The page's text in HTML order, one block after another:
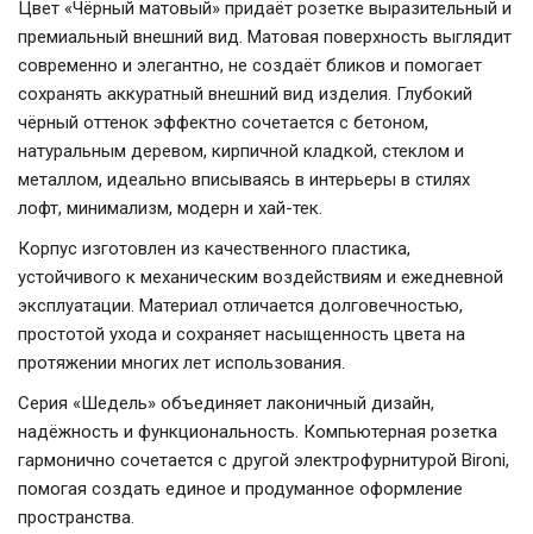
Цвет «Чёрный матовый» придаёт розетке выразительный и
премиальный внешний вид. Матовая поверхность выглядит
современно и элегантно, не создаёт бликов и помогает
сохранять аккуратный внешний вид изделия. Глубокий
чёрный оттенок эффектно сочетается с бетоном,
натуральным деревом, кирпичной кладкой, стеклом и
металлом, идеально вписываясь в интерьеры в стилях
лофт, минимализм, модерн и хай-тек.
Корпус изготовлен из качественного пластика,
устойчивого к механическим воздействиям и ежедневной
эксплуатации. Материал отличается долговечностью,
простотой ухода и сохраняет насыщенность цвета на
протяжении многих лет использования.
Серия «Шедель» объединяет лаконичный дизайн,
надёжность и функциональность. Компьютерная розетка
гармонично сочетается с другой электрофурнитурой Bironi,
помогая создать единое и продуманное оформление
пространства.